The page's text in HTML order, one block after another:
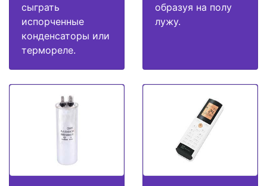
сыграть
испорченные
конденсаторы или
термореле.
образуя на полу
лужу.